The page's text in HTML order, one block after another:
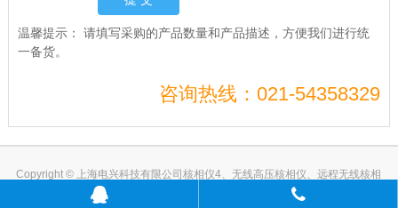
温馨提示： 请填写采购的产品数量和产品描述，方便我们进行统
一备货。
咨询热线：021-54358329
Copyright © 上海电兴科技有限公司核相仪4、无线高压核相仪、远程无线核相